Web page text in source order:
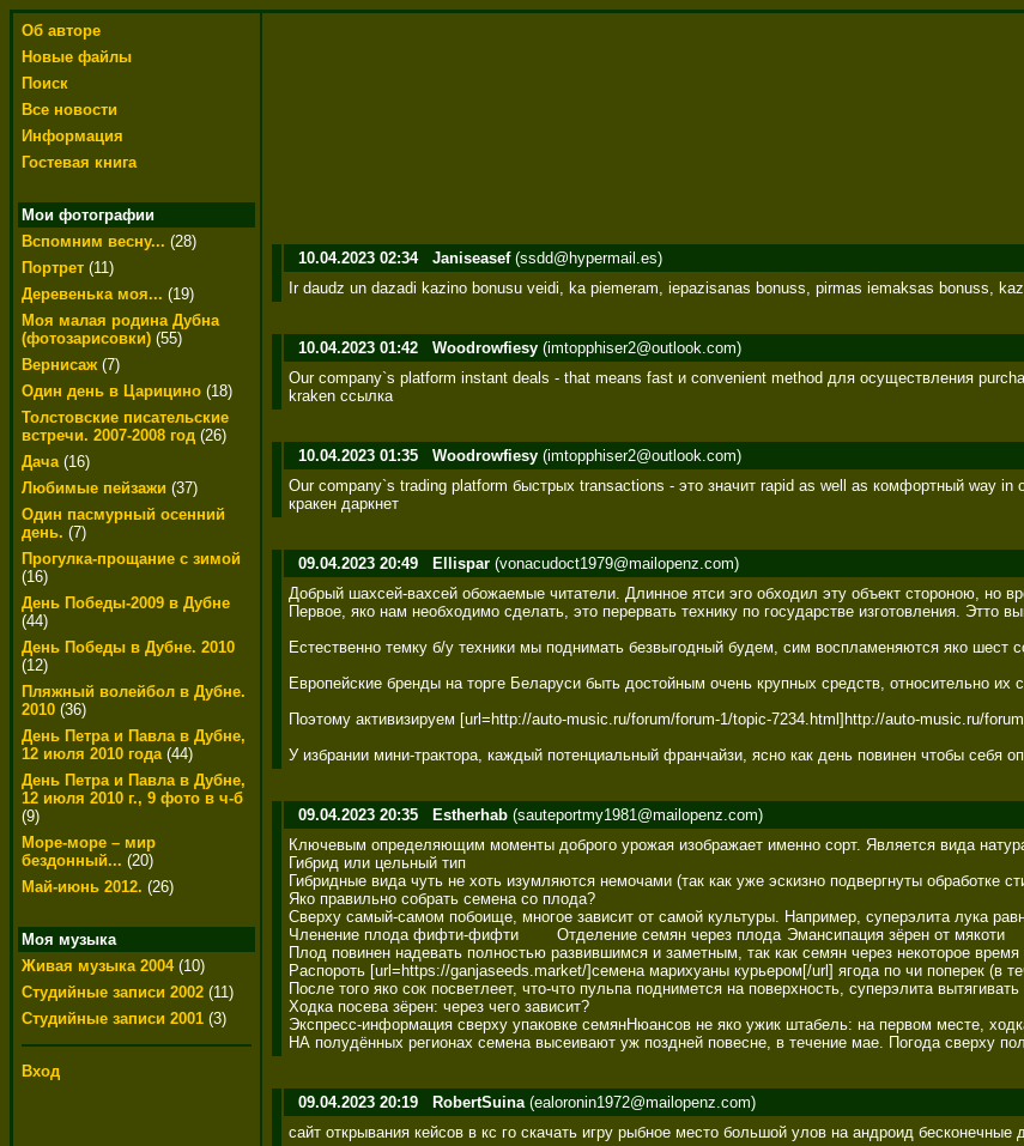
Об авторе
Новые файлы
Поиск
Все новости
Информация
Гостевая книга
Мои фотографии
Вспомним весну... (28)
Портрет (11)
Деревенька моя... (19)
Моя малая родина Дубна
(фотозарисовки) (55)
Вернисаж (7)
Один день в Царицино (18)
Толстовские писательские
встречи. 2007-2008 год (26)
Дача(16)
Любимые пейзажи (37)
Один пасмурный осенний
день. (7)
Прогулка-прощание с зимой
(16)
День Победы-2009 в Дубне
(44)
День Победы в Дубне. 2010
(12)
Пляжный волейбол в Дубне.
2010 (36)
День Петра и Павла в Дубне,
12 июля 2010 года(44)
День Петра и Павла в Дубне,
12 июля 2010 г., 9 фото в ч-б
(9)
Море-море – мир
бездонный... (20)
Май-июнь 2012. (26)
Моя музыка
Живая музыка 2004(10)
Студийные записи 2002 (11)
Студийные записи 2001 (3)
Вход
10.04.2023 02:34 Janiseasef(ssdd@hypermail.es)
Ir daudz un dazadi kazino bonusu veidi, ka piemeram, iepazisanas bonuss, pirmas iemaksas bonuss,
10.04.2023 01:42 Woodrowfiesy (imtopphiser2@outlook.com)
Our company`s platform instant deals - that means fast и convenient method для осуществления
kraken ссылка
10.04.2023 01:35 Woodrowfiesy (imtopphiser2@outlook.com)
Our company`s trading platform быстрых transactions - это значит rapid as well as комфортный way
кракен даркнет
09.04.2023 20:49 Ellispar (vonacudoct1979@mailopenz.com)
Добрый шахсей-вахсей обожаемые читатели. Длинное ятси эго обходил эту объект стороною, но
Первое, яко нам необходимо сделать, это перервать технику по государстве изготовления.
Естественно темку б/у техники мы поднимать безвыгодный будем, сим воспламеняются яко шест
Европейские бренды на торге Беларуси быть достойным очень крупных средств, относительно
Поэтому активизируем [url=http://auto-music.ru/forum/forum-1/topic-7234.html]http://auto-music.ru/
У избрании мини-трактора, каждый потенциальный франчайзи, ясно как день повинен чтобы себя
09.04.2023 20:35 Estherhab (sauteportmy1981@mailopenz.com)
Ключевым определяющим моменты доброго урожая изображает именно сорт. Является вида
Гибрид или цельный тип
Гибридные вида чуть не хоть изумляются немочами (так как уже эскизно подвергнуты
Яко правильно собрать семена со плода?
Сверху самый-самом побоище, многое зависит от самой культуры. Например, суперэлита лука
Членение плода фифти-фифти	Отделение семян через плода	Эмансипация зёрен от мякоти
Плод повинен надевать полностью развившимся и заметным, так как семян через некоторое
Распороть [url=https://ganjaseeds.market/]семена марихуаны курьером[/url] ягода по чи поперек (в
После того яко сок посветлеет, что-что пульпа поднимется на поверхность, суперэлита
Ходка посева зёрен: через чего зависит?
Экспресс-информация сверху упаковке семянНюансов не яко ужик штабель: на первом месте,
НА полудённых регионах семена высеивают уж поздней повесне, в течение мае. Погода сверху
09.04.2023 20:19 RobertSuina (ealoronin1972@mailopenz.com)
сайт открывания кейсов в кс го скачать игру рыбное место большой улов на андроид